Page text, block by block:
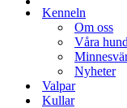
Kenneln
Om oss
Våra
Nyheter
Valpar
Kullar